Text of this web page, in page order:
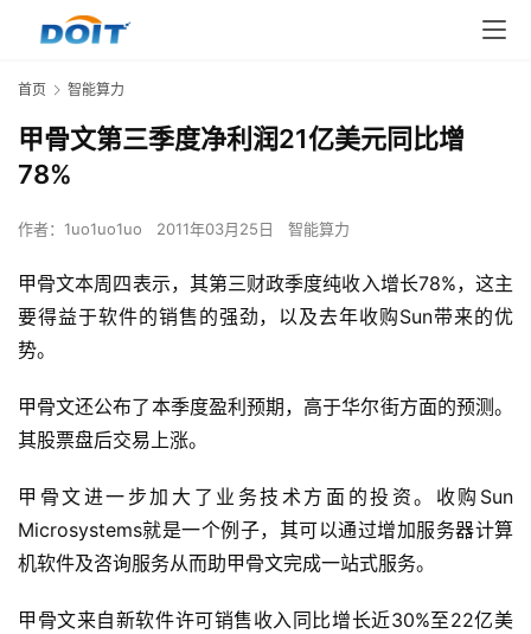
首页 智能算力
甲骨文第三季度净利润21亿美元同比增
78%
作者： 1uo1uo1uo 2011年03月25日 智能算力
甲骨文本周四表示，其第三财政季度纯收入增长78%，这主
要得益于软件的销售的强劲，以及去年收购Sun带来的优
势。
甲骨文还公布了本季度盈利预期，高于华尔街方面的预测。
其股票盘后交易上涨。
甲骨文进一步加大了业务技术方面的投资。收购Sun
Microsystems就是一个例子，其可以通过增加服务器计算
机软件及咨询服务从而助甲骨文完成一站式服务。
甲骨文来自新软件许可销售收入同比增长近30%至22亿美